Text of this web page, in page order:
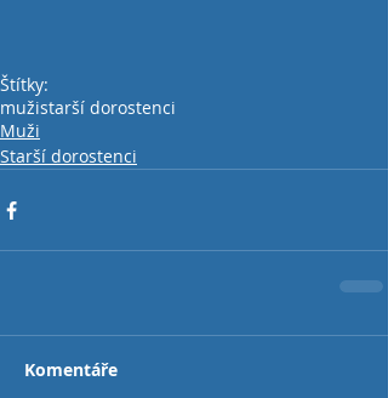
Štítky:
mužistarší dorostenci
Muži
Starší dorostenci
Komentáře